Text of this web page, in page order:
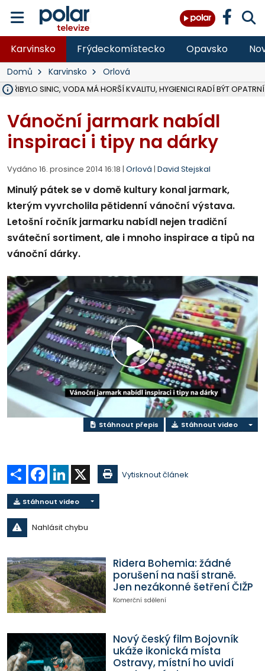
Karvinsko Frýdeckomístecko Opavsko
Domů Karvinsko Orlová
PŘIBYLO SINIC, VODA MÁ HORŠÍ KVALITU, HYGIENICI RADÍ BÝT OPATRNÍ
Vánoční jarmark nabídl
inspiraci i tipy na dárky
Vydáno 16. prosince 2014 16:18 | Orlová | David Stejskal
Minulý pátek se v domě kultury konal jarmark,
kterým vyvrcholila pětidenní vánoční výstava.
Letošní ročník jarmarku nabídl nejen tradiční
sváteční sortiment, ale i mnoho inspirace a tipů na
vánoční dárky.
Přehrát
video
Stáhnout přepis Stáhnout video
Sdílet Facebook
LinkedIn Vytisknout článek
Stáhnout video
Nahlásit chybu
Ridera Bohemia: žádné
porušení na naší straně.
Jen nezákonné šetření ČIŽP
Komerční sdělení
Nový český film Bojovník
ukáže ikonická místa
Ostravy, místní ho uvidí